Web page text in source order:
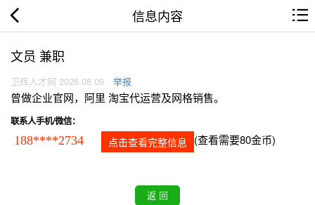
信息内容
文员 兼职
卫辉人才网 2026.08.09 举报
曾做企业官网，阿里 淘宝代运营及网格销售。
联系人手机/微信：
188****2734 点击查看完整信息 (查看需要80金币)